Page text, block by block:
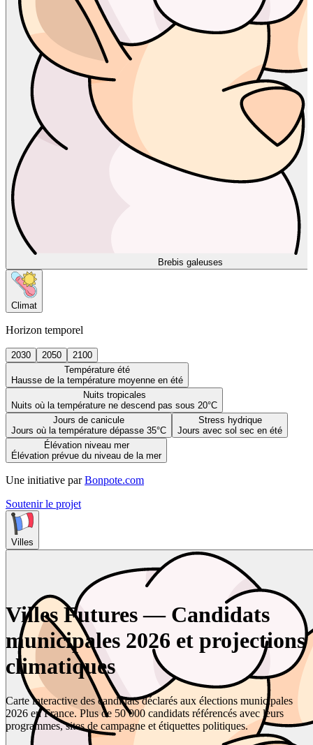
Brebis galeuses
Climat
Horizon temporel
2030 2050
2100
Température été
Hausse de la température moyenne en été
Nuits tropicales
Nuits où la température ne descend pas sous 20°C
Jours de canicule
Jours où la température dépasse 35°C
Stress hydrique
Jours avec sol sec en été
Élévation niveau mer
Élévation prévue du niveau de la mer
Une initiative par Bonpote.com
Soutenir le projet
Villes
Villes Futures — Candidats
municipales 2026 et projections
climatiques
Carte interactive des candidats déclarés aux élections municipales
2026 en France. Plus de 50 000 candidats référencés avec leurs
programmes, sites de campagne et étiquettes politiques.